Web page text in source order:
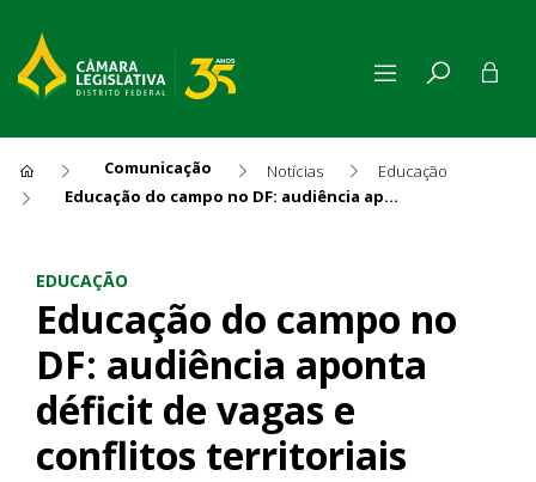
Comunicação Notícias
Educação
Educação do campo no DF: audiência aponta déficit de vagas e conflitos territoriais
EDUCAÇÃO
Educação do campo no
DF: audiência aponta
déficit de vagas e
conflitos territoriais